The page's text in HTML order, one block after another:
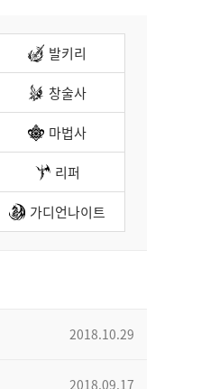
발키리
창술사
마법사
리퍼
가디언나이트
2018.10.29
2018.09.17